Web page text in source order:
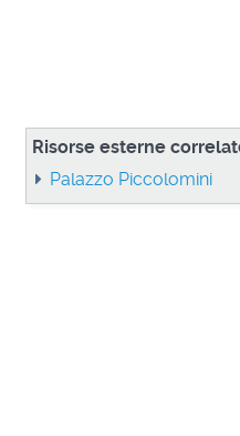
Risorse esterne
Palazzo Piccolomini